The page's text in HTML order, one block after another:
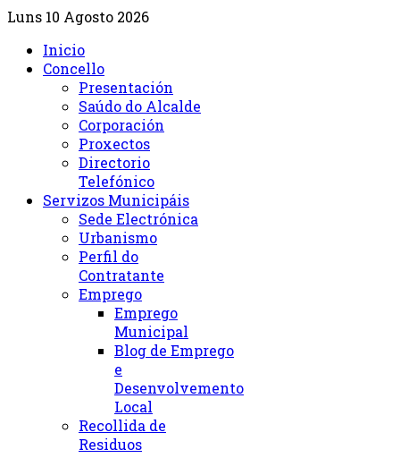
Luns 10 Agosto 2026
Inicio
Concello
Presentación
Saúdo do Alcalde
Corporación
Proxectos
Directorio
Telefónico
Servizos Municipáis
Sede Electrónica
Urbanismo
Perfil do
Contratante
Emprego
Emprego
Municipal
Blog de Emprego
e
Desenvolvemento
Local
Recollida de
Residuos